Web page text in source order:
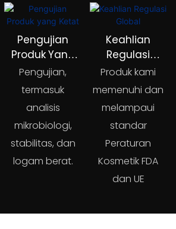
Pengujian
Produk Yang
Ketat
Pengujian,
termasuk
analisis
mikrobiologi,
stabilitas, dan
logam berat.
Keahlian
Regulasi
Global
Produk kami
memenuhi dan
melampaui
standar
Peraturan
Kosmetik FDA
dan UE